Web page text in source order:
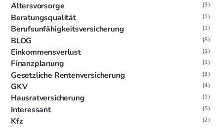
Altersvorsorge (3)
Beratungsqualität (1)
Berufsunfähigkeitsversicherung (1)
BLOG (8)
Einkommensverlust (1)
Finanzplanung (1)
Gesetzliche Rentenversicherung (3)
GKV (4)
Hausratversicherung (1)
Interessant (5)
Kfz (2)